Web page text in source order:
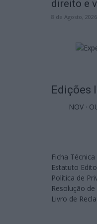
direito e
8 de Agosto, 2026
Edições
NOV ·
Ficha Técnica
Estatuto
Política de
Resolução
Livro de